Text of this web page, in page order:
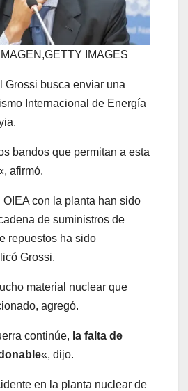
GETTY IMAGES
Grossi busca enviar una
Internacional de Energía
bandos que permitan a esta
afirmó.
OIEA con la planta han sido
de suministros de
repuestos ha sido
Grossi.
material nuclear que
agregó.
continúe, la falta de
«, dijo.
en la planta nuclear de